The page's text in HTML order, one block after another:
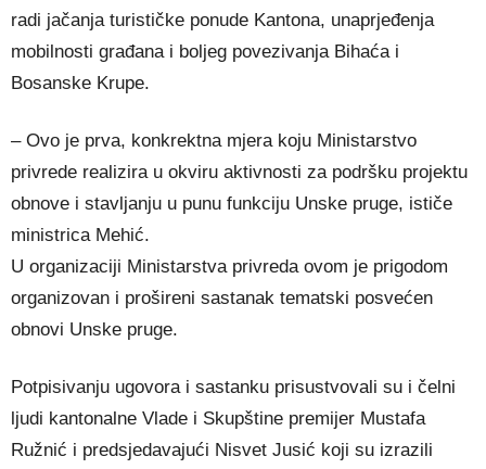
radi jačanja turističke ponude Kantona, unaprjeđenja
mobilnosti građana i boljeg povezivanja Bihaća i
Bosanske Krupe.
– Ovo je prva, konkrektna mjera koju Ministarstvo
privrede realizira u okviru aktivnosti za podršku projektu
obnove i stavljanju u punu funkciju Unske pruge, ističe
ministrica Mehić.
U organizaciji Ministarstva privreda ovom je prigodom
organizovan i prošireni sastanak tematski posvećen
obnovi Unske pruge.
Potpisivanju ugovora i sastanku prisustvovali su i čelni
ljudi kantonalne Vlade i Skupštine premijer Mustafa
Ružnić i predsjedavajući Nisvet Jusić koji su izrazili